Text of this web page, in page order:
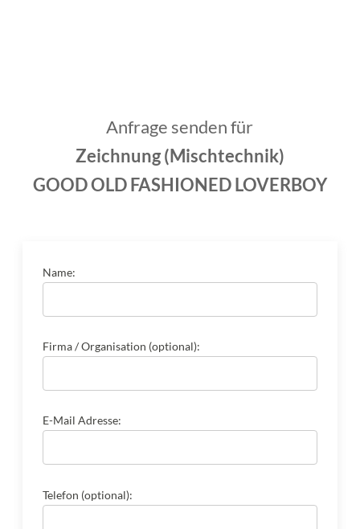
Anfrage senden für
Zeichnung (Mischtechnik)
GOOD OLD FASHIONED LOVERBOY
Name:
Firma / Organisation (optional):
E-Mail Adresse:
Telefon (optional):